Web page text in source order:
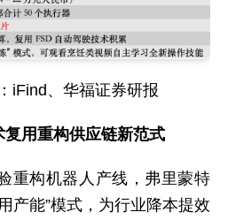
iFind、华福证券研报
用重构供应链新范式
重构机器人产线，弗里蒙特
产能”模式，为行业降本提效